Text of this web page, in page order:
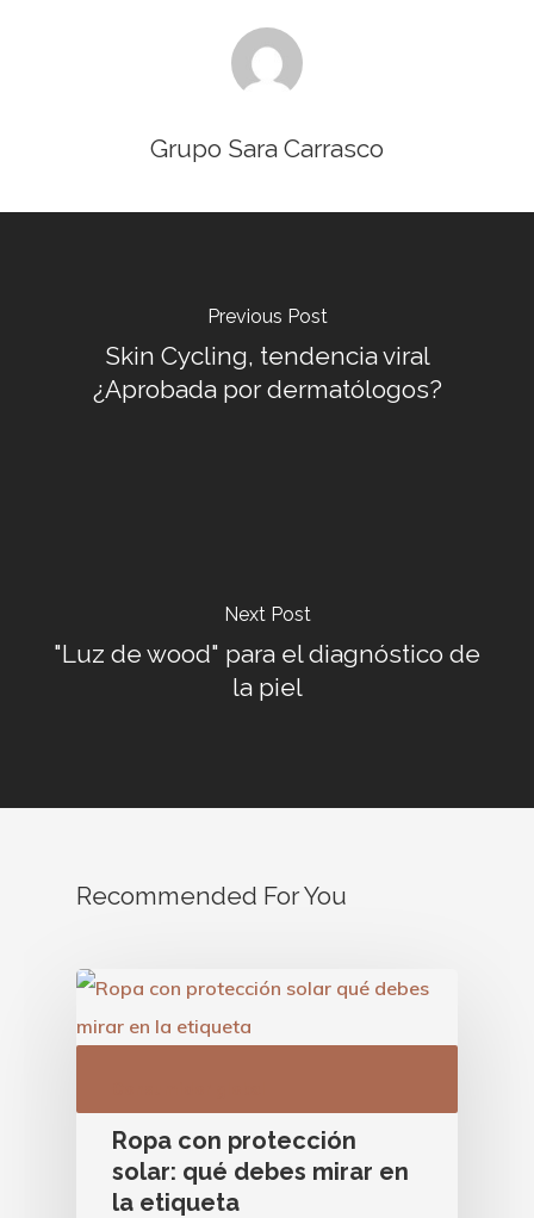
Grupo Sara Carrasco
Previous Post
Skin Cycling, tendencia viral
¿Aprobada por dermatólogos?
Next Post
"Luz de wood" para el diagnóstico de
la piel
Recommended For You
Ropa con protección
solar: qué debes mirar en
la etiqueta